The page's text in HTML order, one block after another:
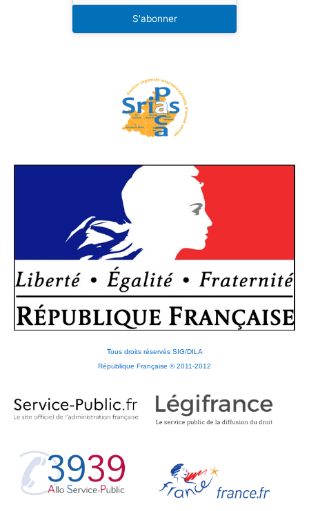
S'abonner
Tous droits réservés SIG/DILA
République Française © 2011-2012